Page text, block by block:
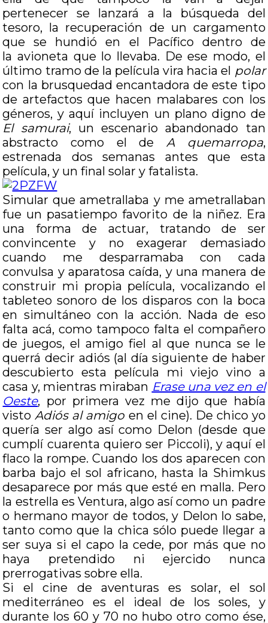
pertenecer se lanzará a la búsqueda del
tesoro, la recuperación de un cargamento
que se hundió en el Pacífico dentro de
la avioneta que lo llevaba. De ese modo, el
último tramo de la película vira hacia el polar
con la brusquedad encantadora de este tipo
de artefactos que hacen malabares con los
géneros, y aquí incluyen un plano digno de
El samurai, un escenario abandonado tan
abstracto como el de A quemarropa,
estrenada dos semanas antes que esta
película, y un final solar y fatalista.
Simular que ametrallaba y me ametrallaban
fue un pasatiempo favorito de la niñez. Era
una forma de actuar, tratando de ser
convincente y no exagerar demasiado
cuando me desparramaba con cada
convulsa y aparatosa caída, y una manera de
construir mi propia película, vocalizando el
tableteo sonoro de los disparos con la boca
en simultáneo con la acción. Nada de eso
falta acá, como tampoco falta el compañero
de juegos, el amigo fiel al que nunca se le
querrá decir adiós (al día siguiente de haber
descubierto esta película mi viejo vino a
casa y, mientras miraban Erase una vez en el
Oeste, por primera vez me dijo que había
vistoAdiós al amigoen el cine). De chico yo
quería ser algo así como Delon (desde que
cumplí cuarenta quiero ser Piccoli), y aquí el
flaco la rompe. Cuando los dos aparecen con
barba bajo el sol africano, hasta la Shimkus
desaparece por más que esté en malla. Pero
la estrella es Ventura, algo así como un padre
o hermano mayor de todos, y Delon lo sabe,
tanto como que la chica sólo puede llegar a
ser suya si el capo la cede, por más que no
haya pretendido ni ejercido nunca
prerrogativas sobre ella.
Si el cine de aventuras es solar, el sol
mediterráneo es el ideal de los soles, y
durante los 60 y 70 no hubo otro como ése,